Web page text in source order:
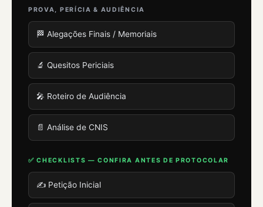
PROVA, PERÍCIA & AUDIÊNCIA
🏁 Alegações Finais / Memoriais
🔬 Quesitos Periciais
🎤 Roteiro de Audiência
📄 Análise de CNIS
✅ CHECKLISTS — CONFIRA ANTES DE PROTOCOLAR
✍️ Petição Inicial